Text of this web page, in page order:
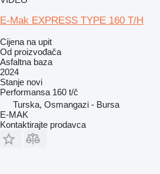
E-Mak EXPRESS TYPE 160 T/H
Cijena na upit
Od proizvođača
Asfaltna baza
2024
Stanje novi
Performansa 160 t/č
Turska, Osmangazi - Bursa
E-MAK
Kontaktirajte prodavca